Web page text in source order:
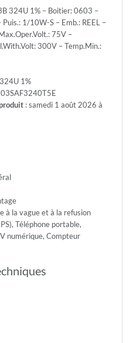
324U 1% – Boitier: 0603 –
1/10W-S – Emb.: REEL –
75V –
300V – Temp.Min.:
1%
: samedi 1 août 2026 à
à la vague et à la refusion
Téléphone portable,
numérique, Compteur